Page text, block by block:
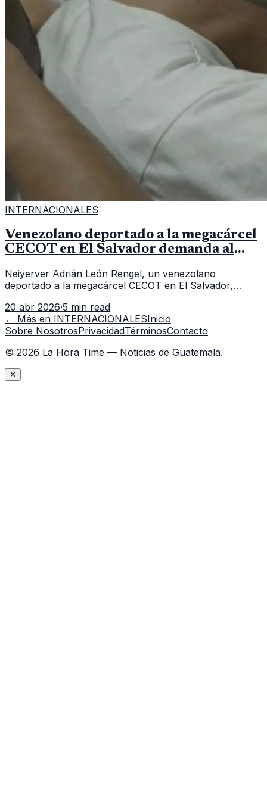
INTERNACIONALES
Venezolano deportado a la megacárcel
CECOT en El Salvador demanda al
de dólares
Neiyerver Adrián León Rengel, un venezolano
deportado a la megacárcel CECOT en El Salvador,
gobierno de EE.UU. por presuntas violaciones de
derechos y abuso durante su detención.
20 abr 2026·5 min read
← Más en INTERNACIONALESInicio
Sobre NosotrosPrivacidadTérminosContacto
© 2026 La Hora Time — Noticias de Guatemala.